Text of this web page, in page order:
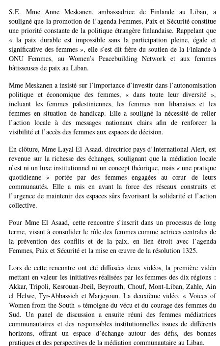
S.E. Mme Anne Meskanen, ambassadrice de Finlande au Liban, a
souligné que la promotion de l’agenda Femmes, Paix et Sécurité constitue
une priorité constante de la politique étrangère finlandaise. Rappelant que
« la paix durable est impossible sans la participation pleine, égale et
significative des femmes », elle s’est dit fière du soutien de la Finlande à
ONU Femmes, au Women’s Peacebuilding Network et aux femmes
bâtisseuses de paix au Liban.
Mme Meskanen a insisté sur l’importance d’investir dans l’autonomisation
politique et économique des femmes, « dans toute leur diversité »,
incluant les femmes palestiniennes, les femmes non libanaises et les
femmes en situation de handicap. Elle a souligné la nécessité de relier
l’action locale à des messages nationaux clairs afin de renforcer la
visibilité et l’accès des femmes aux espaces de décision.
En clôture, Mme Layal El Asaad, directrice pays d’International Alert, est
revenue sur la richesse des échanges, soulignant que la médiation locale
n’est ni un luxe institutionnel ni un concept théorique, mais « une pratique
quotidienne » portée par des femmes engagées au cœur de leurs
communautés. Elle a mis en avant la force des réseaux construits et
l’urgence de maintenir des espaces sûrs favorisant la solidarité et l’action
collective.
Pour Mme El Asaad, cette rencontre s’inscrit dans un processus de long
terme, visant à consolider le rôle des femmes comme actrices centrales de
la prévention des conflits et de la paix, en lien étroit avec l’agenda
Femmes, Paix et Sécurité et la mise en œuvre de la résolution 1325.
Lors de cette rencontre ont été diffusées deux vidéos, la première vidéo
mettant en valeur les initiatives réalisées par les femmes des dix régions :
Akkar, Tripoli, Kesrouan-Jbeil, Beyrouth, Chouf, Mont-Liban, Zahle, Ain
el Helwe, Tyr-Abbassieh et Marjeyoun. La deuxième vidéo, « Voices of
Women from the South » témoigne du vécu et du courage des femmes du
Sud. Un panel de discussion a ensuite réuni des femmes médiatrices
communautaires et des responsables institutionnelles issues de différents
horizons, offrant un espace d’échange autour des défis, des bonnes
pratiques et des perspectives de la médiation communautaire au Liban.